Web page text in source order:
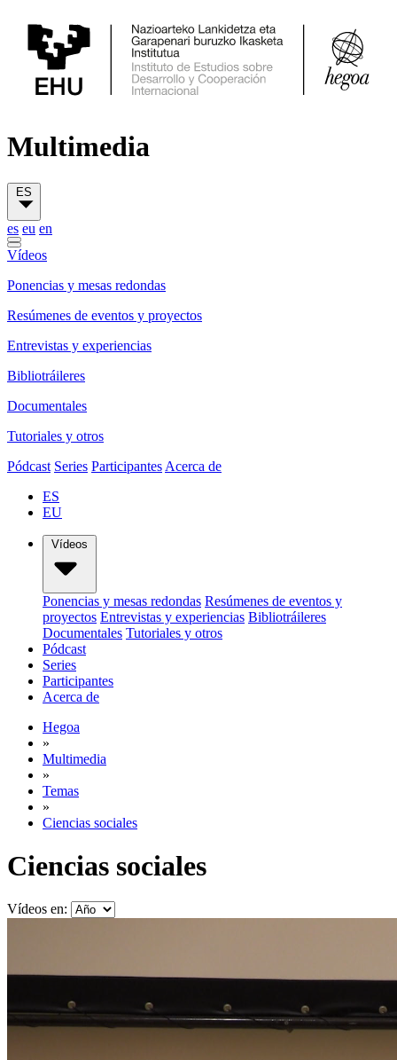
Multimedia
ES
es eu en
Vídeos
Ponencias y mesas redondas
Resúmenes de eventos y proyectos
Entrevistas y experiencias
Bibliotráileres
Documentales
Tutoriales y otros
Pódcast Series Participantes Acerca de
ES
EU
Vídeos
Ponencias y mesas redondas Resúmenes de eventos y
proyectos Entrevistas y experiencias Bibliotráileres
Documentales Tutoriales y otros
Pódcast
Series
Participantes
Acerca de
Hegoa
»
Multimedia
»
Temas
»
Ciencias sociales
Ciencias sociales
Vídeos en: